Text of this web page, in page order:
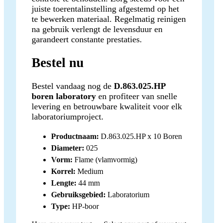
juiste toerentalinstelling afgestemd op het
te bewerken materiaal. Regelmatig reinigen
na gebruik verlengt de levensduur en
garandeert constante prestaties.
Bestel nu
Bestel vandaag nog de D.863.025.HP
boren laboratory en profiteer van snelle
levering en betrouwbare kwaliteit voor elk
laboratoriumproject.
Productnaam: D.863.025.HP x 10 Boren
Diameter: 025
Vorm: Flame (vlamvormig)
Korrel: Medium
Lengte: 44 mm
Gebruiksgebied: Laboratorium
Type: HP-boor